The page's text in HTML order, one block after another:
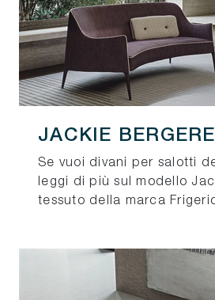
JACKIE BERGERE
Se vuoi divani per salotti
leggi di più sul modello
tessuto della marca